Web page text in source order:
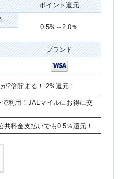
ポイント還元
0.5%～2.0％
ブランド
2倍貯まる！ 2%還元！
利用！JALマイルにお得に交
料金支払いでも0.5％還元！